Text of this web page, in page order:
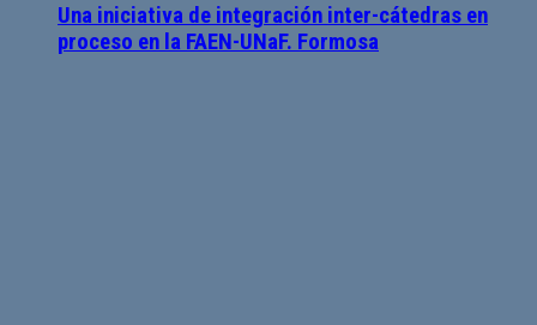
Una iniciativa de integración inter-cátedras en
proceso en la FAEN-UNaF. Formosa